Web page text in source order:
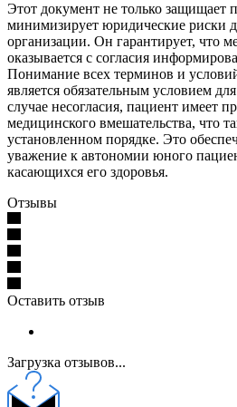
Этот документ не только защищает
минимизирует юридические риски
организации. Он гарантирует, что
оказывается с согласия
Понимание всех терминов и
является обязательным условием
случае несогласия, пациент имеет
медицинского вмешательства, что
установленном порядке. Это
уважение к автономии юного
касающихся его здоровья.
Отзывы
Оставить отзыв
Загрузка отзывов...